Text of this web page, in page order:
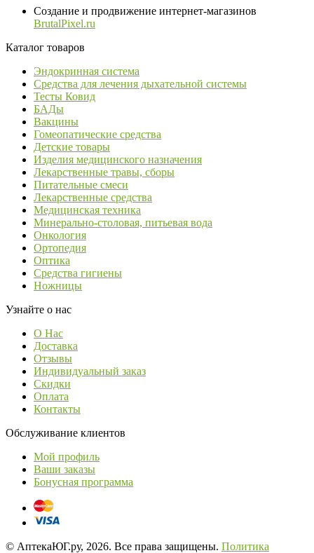
Создание и продвижение интернет-магазинов
BrutalPixel.ru
Каталог товаров
Эндокринная система
Средства для лечения дыхательной системы
Тесты Ковид
БАДы
Вакцины
Гомеопатические средства
Детские товары
Изделия медицинского назначения
Лекарственные травы, сборы
Питательные смеси
Лекарственные средства
Медицинская техника
Минерально-столовая, питьевая вода
Онкология
Ортопедия
Оптика
Средства гигиены
Ножницы
Узнайте о нас
О Нас
Доставка
Отзывы
Индивидуальный заказ
Скидки
Оплата
Контакты
Обслуживание клиентов
Мой профиль
Ваши заказы
Бонусная программа
© АптекаЮГ.ру, 2026. Все права защищены. Политика